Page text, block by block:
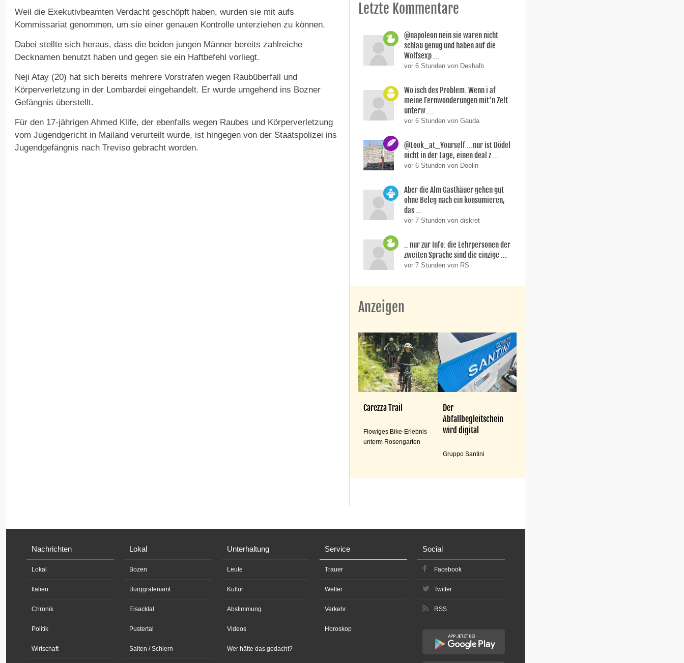
Weil die Exekutivbeamten Verdacht geschöpft haben, wurden sie mit aufs
Kommissariat genommen, um sie einer genauen Kontrolle unterziehen zu können.
Dabei stellte sich heraus, dass die beiden jungen Männer bereits zahlreiche
Decknamen benutzt haben und gegen sie ein Haftbefehl vorliegt.
Neji Atay (20) hat sich bereits mehrere Vorstrafen wegen Raubüberfall und
Körperverletzung in der Lombardei eingehandelt. Er wurde umgehend ins Bozner
Gefängnis überstellt.
Für den 17-jährigen Ahmed Klife, der ebenfalls wegen Raubes und Körperverletzung
vom Jugendgericht in Mailand verurteilt wurde, ist hingegen von der Staatspolizei ins
Jugendgefängnis nach Treviso gebracht worden.
Letzte Kommentare
@napoleon nein sie waren nicht
schlau genug und haben auf die
Wolfsexp ...
vor 6 Stunden von Deshalb
Wo isch des Problem. Wenn i af
meine Fernwonderungen mit'n Zelt
unterw ...
vor 6 Stunden von Gauda
@Look_at_Yourself ...nur ist Dödel
nicht in der Lage, einen deal z ...
vor 6 Stunden von Doolin
Aber die Alm Gasthäuer gehen gut
ohne Beleg nach ein konsumieren,
das ...
vor 7 Stunden von diskret
.. nur zur Info: die Lehrpersonen der
zweiten Sprache sind die einzige ...
vor 7 Stunden von RS
Anzeigen
Carezza Trail
Flowiges Bike-Erlebnis
unterm Rosengarten
Der
Abfallbegleitschein
wird digital
Gruppo Santini
Nachrichten
Lokal
Italien
Chronik
Politik
Wirtschaft
Lokal
Bozen
Burggrafenamt
Eisacktal
Pustertal
Salten / Schlern
Unterhaltung
Leute
Kultur
Abstimmung
Videos
Wer hätte das gedacht?
Service
Trauer
Wetter
Verkehr
Horoskop
Social
Facebook
Twitter
RSS